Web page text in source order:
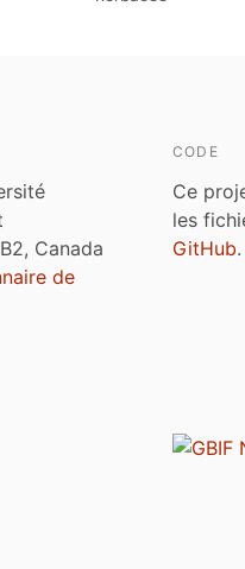
Canada
de
CODE
Ce
les
GitHub.